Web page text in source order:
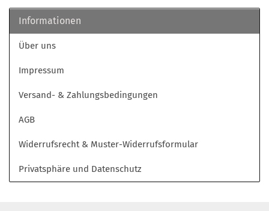
Informationen
Über uns
Impressum
Versand- & Zahlungsbedingungen
AGB
Widerrufsrecht & Muster-Widerrufsformular
Privatsphäre und Datenschutz